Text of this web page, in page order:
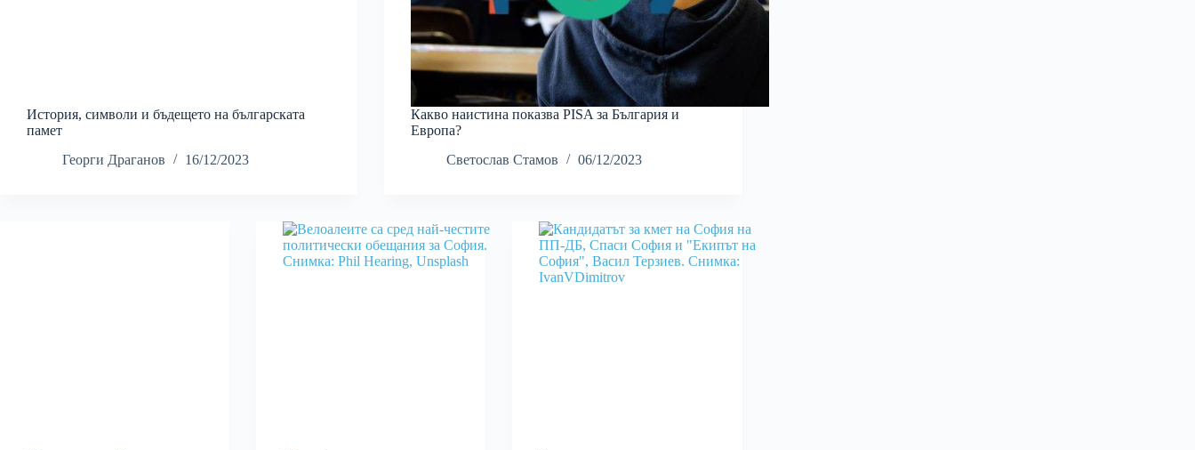
История, символи и бъдещето на българската
памет
Георги Драганов
16/12/2023
Какво наистина показва PISA за България и
Европа?
Светослав Стамов
06/12/2023